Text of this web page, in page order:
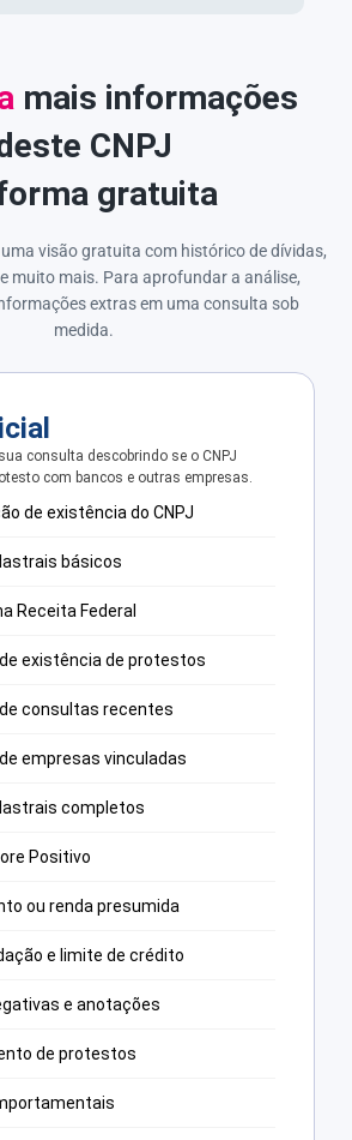
mais informações
CNPJ
gratuita
visão gratuita com histórico de dívidas,
muito mais. Para aprofundar a análise,
extras em uma consulta sob
medida.
consulta descobrindo se o CNPJ
com bancos e outras empresas.
de existência do CNPJ
básicos
Receita Federal
existência de protestos
consultas recentes
empresas vinculadas
completos
Positivo
ou renda presumida
e limite de crédito
e anotações
de protestos